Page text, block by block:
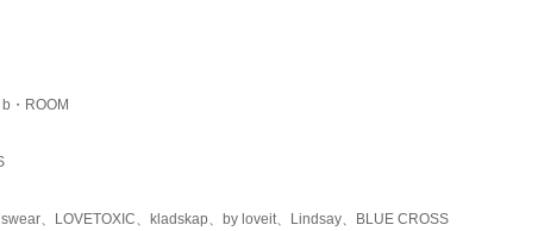
・ROOM
、LOVETOXIC、kladskap、by loveit、Lindsay、BLUE CROSS